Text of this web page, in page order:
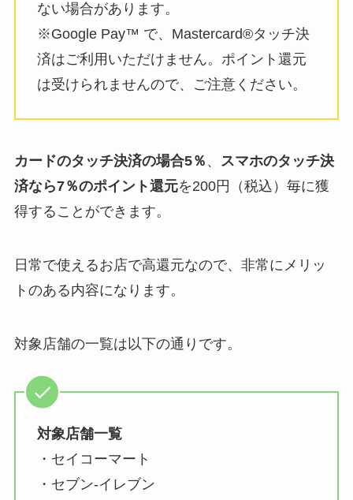
ない場合があります。
※Google Pay™️ で、Mastercard®️タッチ決
済はご利用いただけません。ポイント還元
は受けられませんので、ご注意ください。
カードのタッチ決済の場合5％ 、 スマホのタッチ決
済なら7％のポイント還元を200円（税込）毎に獲
得することができます。
日常で使えるお店で高還元なので、非常にメリッ
トのある内容になります。
対象店舗の一覧は以下の通りです。
対象店舗一覧
・セイコーマート
・セブン-イレブン